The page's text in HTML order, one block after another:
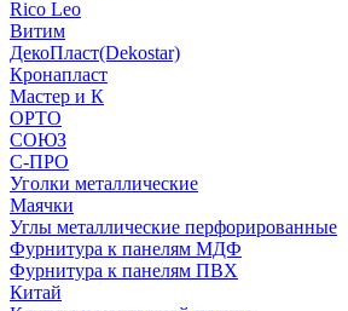
Rico Leo
Витим
ДекоПласт(Dekostar)
Кронапласт
Мастер и К
ОРТО
СОЮЗ
С-ПРО
Уголки металлические
Маячки
Углы металлические перфорированные
Фурнитура к панелям МДФ
Фурнитура к панелям ПВХ
Китай